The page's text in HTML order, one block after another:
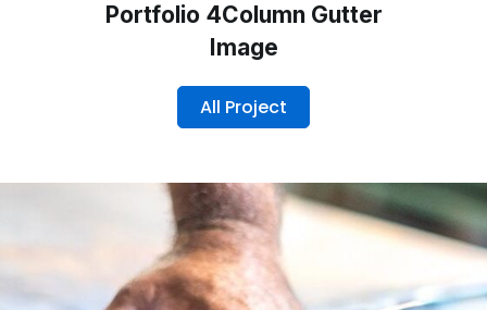
Portfolio 4Column Gutter
Image
All Project